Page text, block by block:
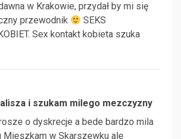
w Krakowie, przydał by mi się
przewodnik
SEKS
Sex kontakt kobieta szuka
i szukam milego mezczyzny
o dyskrecje a bede bardzo mila
Mieszkam w Skarszewku ale